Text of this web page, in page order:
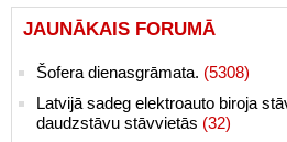
JAUNĀKAIS FORUMĀ
Šofera dienasgrāmata. (5308)
Latvijā sadeg elektroauto biroja
daudzstāvu stāvvietās (32)